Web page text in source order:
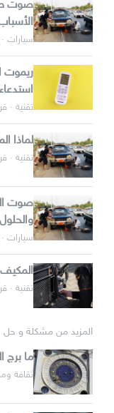
صوت
سيارات ·
تقنية · قراءة 2
لماذا
تقنية · قراءة 2
صوت
والحلول
سيارات ·
تقنية · قراءة 2
المزيد من مشكلة و حل
ما برج
ثقافة